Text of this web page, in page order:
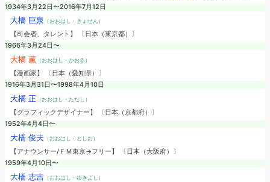
1934年3月22日〜2016年7月12日
大橋 巨泉 （おおはし・きょせん）
【司会者、タレント】 〔日本（東京都）〕
1966年3月24日〜
大橋 薫（おおはし・かおる）
【漫画家】 〔日本（愛知県）〕
1916年3月31日〜1998年4月10日
大橋 正 （おおはし・ただし）
【グラフィックデザイナー】 〔日本（京都府）〕
1952年4月4日〜
大橋 俊夫 （おおはし・としお）
【アナウンサー/ＦＭ東京→フリー】 〔日本（大阪府）〕
1959年4月10日〜
大橋 志吉（おおはし・ゆきよし）